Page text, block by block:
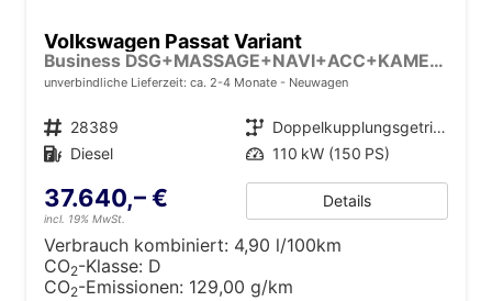
Volkswagen Passat Variant
Business DSG+MASSAGE+NAVI+ACC+KAMERA+LED
unverbindliche Lieferzeit: ca. 2-4 Monate Neuwagen
Fahrzeugnr. 28389 Getriebe
Doppelkupplungsgetriebe (DSG)
Kraftstoff Diesel Leistung 110 kW (150 PS)
37.640,– €
incl. 19% MwSt.
Details
Verbrauch kombiniert: 4,90 l/100km
CO2-Klasse: D
CO2-Emissionen: 129,00 g/km